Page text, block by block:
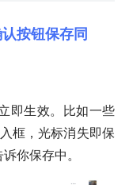
按钮保存同
即生效。比如一些
框，光标消失即保
你保存中。